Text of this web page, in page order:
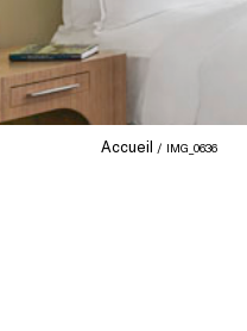
Accueil IMG_0636